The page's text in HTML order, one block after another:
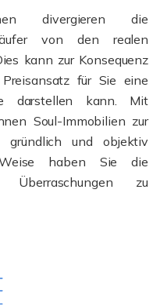
divergieren die
von den realen
kann zur Konsequenz
für Sie eine
darstellen kann. Mit
Soul-Immobilien zur
gründlich und objektiv
haben Sie die
Überraschungen zu